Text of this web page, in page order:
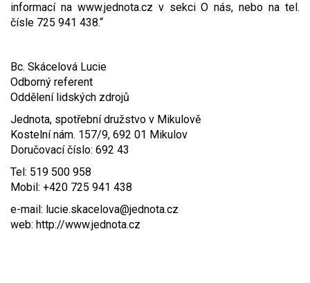
informací na www.jednota.cz v sekci O nás, nebo na tel.
čísle 725 941 438.“
Bc. Skácelová Lucie
Odborný referent
Oddělení lidských zdrojů
Jednota, spotřební družstvo v Mikulově
Kostelní nám. 157/9, 692 01 Mikulov
Doručovací číslo: 692 43
Tel: 519 500 958
Mobil: +420 725 941 438
e-mail: lucie.skacelova@jednota.cz
web: http://www.jednota.cz
Virtuální prohlídka
Naše koně
Hlášení rozhlasu
Mapové služby
Kontakty a info
Zpravodaj
Ohlédnutí za lety 2015-2019
Rezervační systém obce
Smuteční oznámení
Odkazy